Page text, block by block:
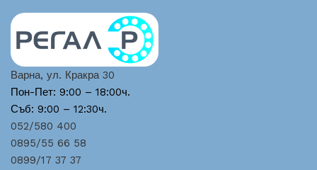
Варна, ул. Кракра 30
Пон-Пет: 9:00 – 18:00ч.
Съб: 9:00 – 12:30ч.
052/580 400
0895/55 66 58
0899/17 37 37